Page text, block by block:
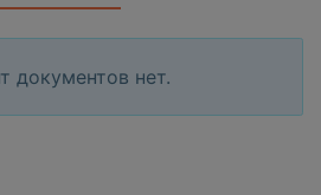
документов нет.